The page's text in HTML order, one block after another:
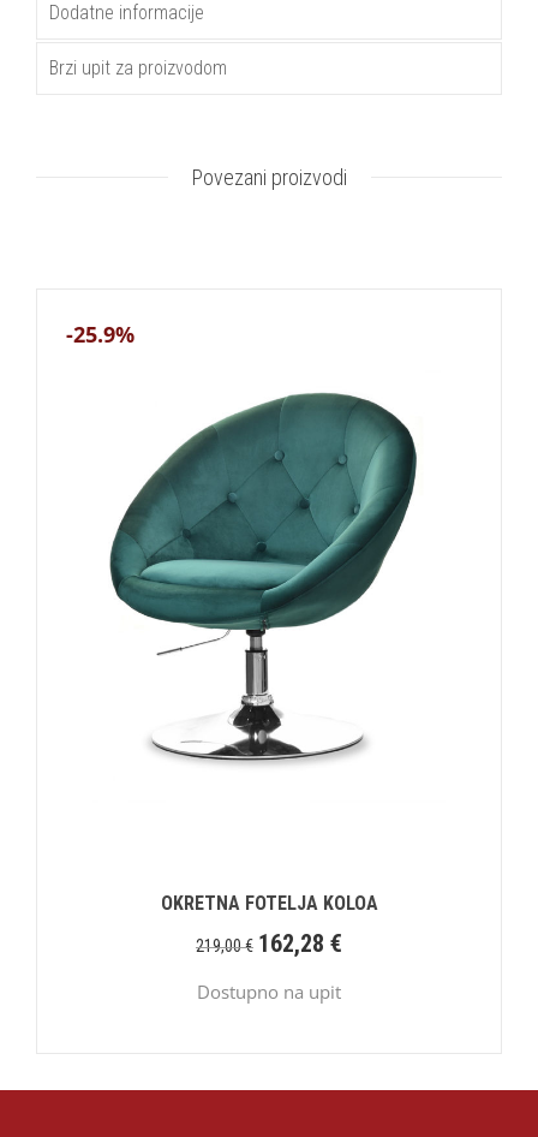
Dodatne informacije
Brzi upit za proizvodom
Povezani proizvodi
-25.9%
OKRETNA FOTELJA KOLOA
219,00€ 162,28 €
Dostupno na upit